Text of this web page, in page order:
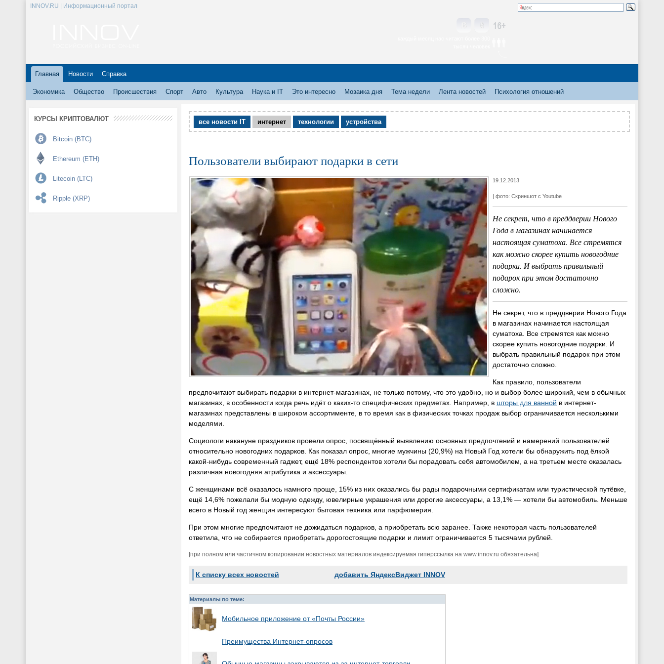
INNOV.RU | Информационный портал
Главная Новости Справка
Экономика Общество Происшествия Спорт Авто Культура Наука и IT Это интересно Мозаика дня Тема недели Лента новостей Психология отношений
КУРСЫ КРИПТОВАЛЮТ
Bitcoin (BTC)
Ethereum (ETH)
Litecoin (LTC)
Ripple (XRP)
все новости IT интернет технологии устройства
Пользователи выбирают подарки в сети
19.12.2013
| фото: Скриншот с Youtube
Не секрет, что в преддверии Нового
Года в магазинах начинается
настоящая суматоха. Все стремятся
как можно скорее купить новогодние
подарки. И выбрать правильный
подарок при этом достаточно
сложно.
Не секрет, что в преддверии Нового Года
в магазинах начинается настоящая
суматоха. Все стремятся как можно
скорее купить новогодние подарки. И
выбрать правильный подарок при этом
достаточно сложно.
Как правило, пользователи
предпочитают выбирать подарки в интернет-магазинах, не только потому, что это удобно, но и выбор более широкий, чем в обычных
магазинах, в особенности когда речь идёт о каких-то специфических предметах. Например, в шторы для ванной в интернет-
магазинах представлены в широком ассортименте, в то время как в физических точках продаж выбор ограничивается несколькими
моделями.
Социологи накануне праздников провели опрос, посвящённый выявлению основных предпочтений и намерений пользователей
относительно новогодних подарков. Как показал опрос, многие мужчины (20,9%) на Новый Год хотели бы обнаружить под ёлкой
какой-нибудь современный гаджет, ещё 18% респондентов хотели бы порадовать себя автомобилем, а на третьем месте оказалась
различная новогодняя атрибутика и аксессуары.
С женщинами всё оказалось намного проще, 15% из них оказались бы рады подарочными сертификатам или туристической путёвке,
ещё 14,6% пожелали бы модную одежду, ювелирные украшения или дорогие аксессуары, а 13,1% — хотели бы автомобиль. Меньше
всего в Новый год женщин интересуют бытовая техника или парфюмерия.
При этом многие предпочитают не дожидаться подарков, а приобретать всю заранее. Также некоторая часть пользователей
ответила, что не собирается приобретать дорогостоящие подарки и лимит ограничивается 5 тысячами рублей.
[при полном или частичном копировании новостных материалов индексируемая гиперссылка на www.innov.ru обязательна]
К списку всех новостей добавить ЯндексВиджет INNOV
Материалы по теме:
Мобильное приложение от «Почты России»
Преимущества Интернет-опросов